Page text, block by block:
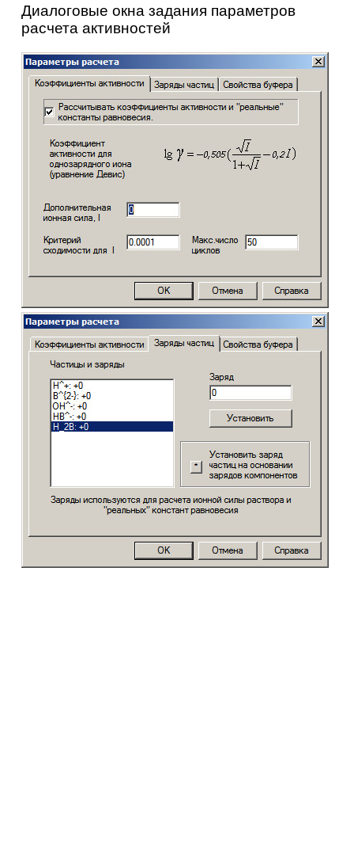
Диалоговые окна задания параметров
расчета активностей